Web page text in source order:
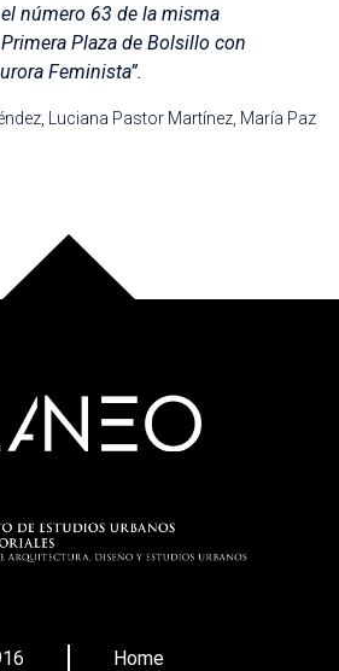
número 63 de la misma
Plaza de Bolsillo con
Feminista”.
Luciana Pastor Martínez, María Paz
Home